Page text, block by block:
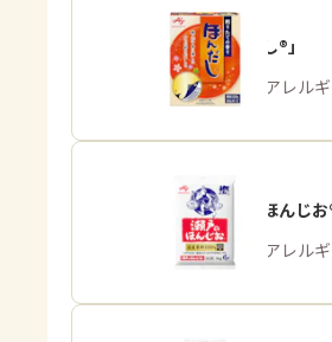
「ほんだし®」
商品・アレル
「瀬戸のほんじお
商品・アレル